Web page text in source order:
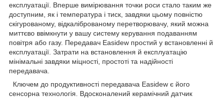
експлуатації. Вперше вимірювання точки роси стало таким же
доступним, як і температура і тиск, завдяки цьому повністю
скігурованому, відкаліброваному перетворювачу, який можна
миттєво ввімкнути у вашу систему керування подаванням
повітря або газу. Передавач Easidew простий у встановленні й
експлуатації. Затрати на встановлення й експлуатацію
мінімальні завдяки міцності, простоті та надійності
передавача.
Ключем до продуктивності передавача Easidew є його
сенсорна технологія. Вдосконалений керамічний датчик